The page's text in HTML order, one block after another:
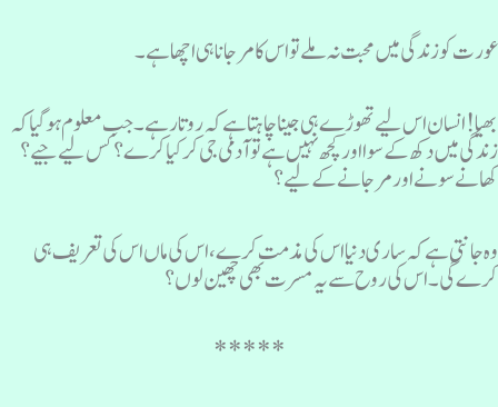
عورت کو زندگی میں محبت نہ ملے تو اس کا مر جانا ہی اچھا ہے ۔
بھیا! انسان اس لیے تھوڑے ہی جینا چاہتا ہے کہ روتا رہے ۔ جب معلوم ہو گیا کہ
زندگی میں دکھ کے سوا اور کچھ نہیں ہے تو آدمی جی کر کیا کرے؟ کس لیے جیے؟
کھانے سونے اور مرجانے کے لیے؟
وہ جانتی ہے کہ ساری دنیا اس کی مذمت کرے، اس کی ماں اس کی تعریف ہی
کرے گی ۔اس کی روح سے یہ مسرت بھی چھین لوں؟
*****